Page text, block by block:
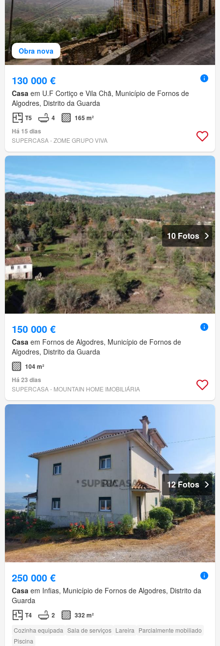
Obra nova
130 000 €
Casa em U.F Cortiço e Vila Chã, Município de Fornos de
Algodres, Distrito da Guarda
T5 4
165 m²
Há 15 dias
SUPERCASA - ZOME GRUPO VIVA
10 Fotos
150 000 €
Casa em Fornos de Algodres, Município de Fornos de
Algodres, Distrito da Guarda
104 m²
Há 23 dias
SUPERCASA - MOUNTAIN HOME IMOBILIÁRIA
12 Fotos
250 000 €
Casa em Infias, Município de Fornos de Algodres, Distrito da
Guarda
T4 2 332 m²
Cozinha equipada Sala de serviços Lareira Parcialmente mobiliado
Piscina